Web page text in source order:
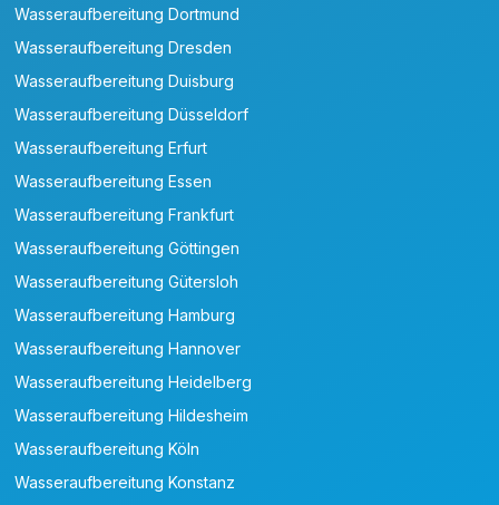
Wasseraufbereitung Dortmund
Wasseraufbereitung Dresden
Wasseraufbereitung Duisburg
Wasseraufbereitung Düsseldorf
Wasseraufbereitung Erfurt
Wasseraufbereitung Essen
Wasseraufbereitung Frankfurt
Wasseraufbereitung Göttingen
Wasseraufbereitung Gütersloh
Wasseraufbereitung Hamburg
Wasseraufbereitung Hannover
Wasseraufbereitung Heidelberg
Wasseraufbereitung Hildesheim
Wasseraufbereitung Köln
Wasseraufbereitung Konstanz